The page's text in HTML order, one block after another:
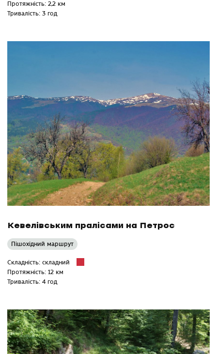
Протяжність: 2,2 км
Тривалість: 3 год
Кевелівським пралісами на Петрос
Пішохідний маршрут
Складність: складний
Протяжність: 12 км
Тривалість: 4 год